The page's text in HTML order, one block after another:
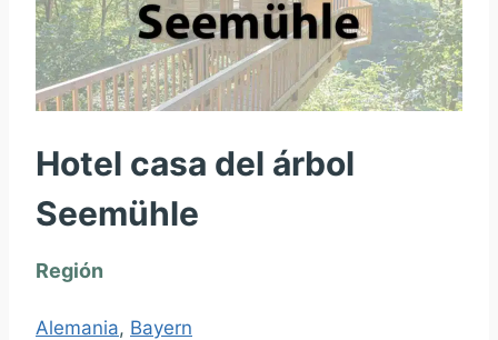
Hotel casa del árbol
Seemühle
Región
Alemania, Bayern